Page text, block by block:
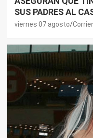
SUS PADRES AL
DE PAUL: LOS
viernes 07 agosto